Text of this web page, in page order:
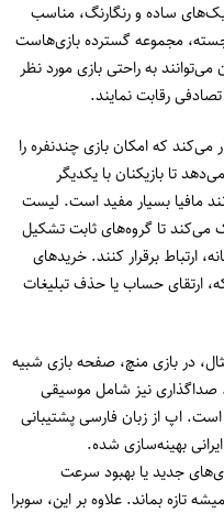
ساده و رنگارنگ، مناسب
مجموعه گسترده بازی‌هاست
به راحتی بازی مورد نظر
رقابت نمایند.
می‌کند که امکان بازی چندنفره را
تا بازیکنان با یکدیگر
مافیا بسیار مفید است. لیست
تا گروه‌های ثابت تشکیل
ارتباط برقرار کنند. خریدهای
ارتقای حساب یا حذف تبلیغات
در بازی منچ، صفحه بازی شبیه
صداگذاری نیز شامل موسیقی
اپ از زبان فارسی پشتیبانی
بهینه‌سازی شده.
جدید یا بهبود سرعت
تازه بماند. علاوه بر این، سوبرا